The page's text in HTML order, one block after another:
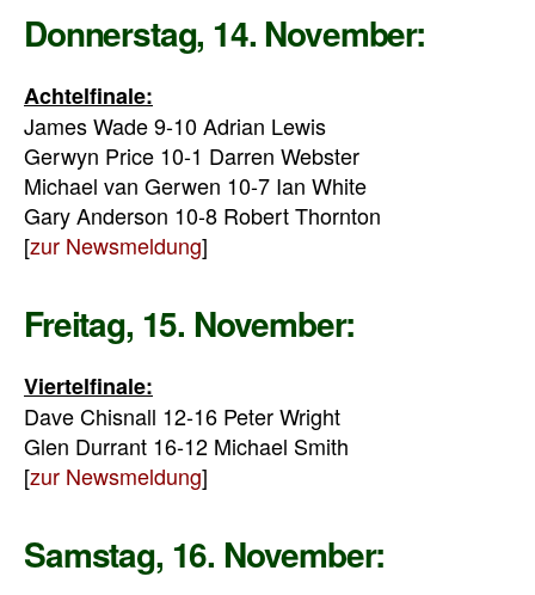
Donnerstag, 14. November:
Achtelfinale:
James Wade 9-10 Adrian Lewis
Gerwyn Price 10-1 Darren Webster
Michael van Gerwen 10-7 Ian White
Gary Anderson 10-8 Robert Thornton
[zur Newsmeldung]
Freitag, 15. November:
Viertelfinale:
Dave Chisnall 12-16 Peter Wright
Glen Durrant 16-12 Michael Smith
[zur Newsmeldung]
Samstag, 16. November: